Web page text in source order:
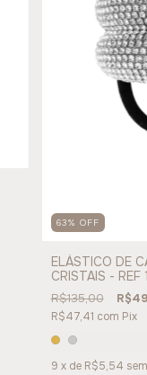
63% OFF
ELÁSTICO DE
CRISTAIS -
R$135,00
R$47,41 com Pix
9 x de R$5,54